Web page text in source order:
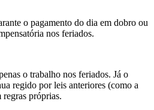
o pagamento do dia em dobro ou
nos feriados.
o trabalho nos feriados. Já o
regido por leis anteriores (como a
próprias.